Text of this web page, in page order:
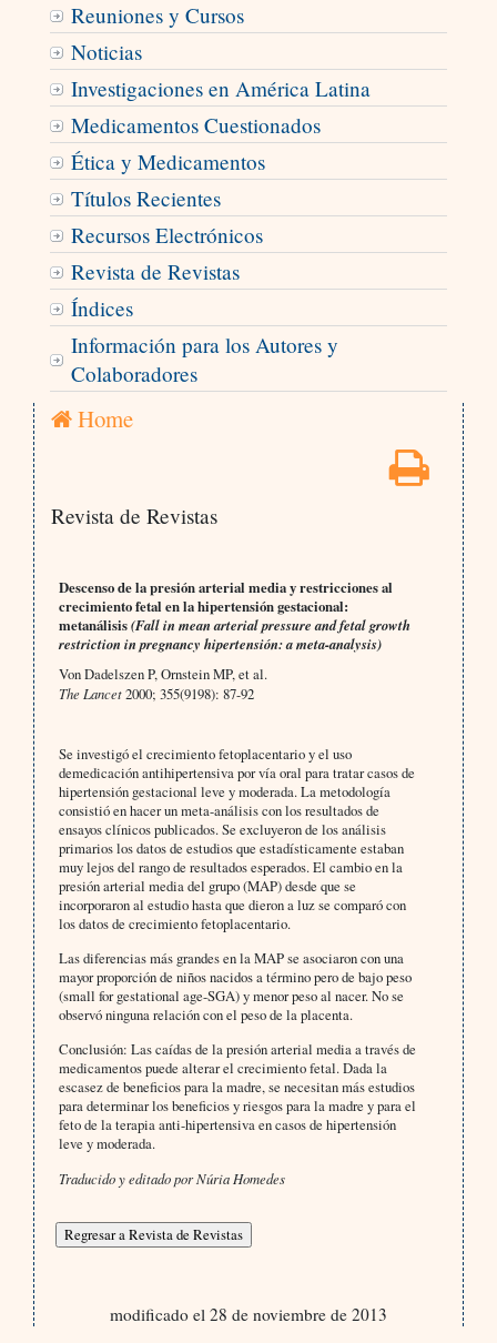
Reuniones y Cursos
Noticias
Investigaciones en América Latina
Medicamentos Cuestionados
Ética y Medicamentos
Títulos Recientes
Recursos Electrónicos
Revista de Revistas
Índices
Información para los Autores y
Colaboradores
Home
Revista de Revistas
Descenso de la presión arterial media y restricciones al
crecimiento fetal en la hipertensión gestacional:
metanálisis(Fall in mean arterial pressure and fetal growth
restriction in pregnancy hipertensión: a meta-analysis)
Von Dadelszen P, Ornstein MP, et al.
The Lancet2000; 355(9198): 87-92
Se investigó el crecimiento fetoplacentario y el uso
demedicación antihipertensiva por vía oral para tratar casos de
hipertensión gestacional leve y moderada. La metodología
consistió en hacer un meta-análisis con los resultados de
ensayos clínicos publicados. Se excluyeron de los análisis
primarios los datos de estudios que estadísticamente estaban
muy lejos del rango de resultados esperados. El cambio en la
presión arterial media del grupo (MAP) desde que se
incorporaron al estudio hasta que dieron a luz se comparó con
los datos de crecimiento fetoplacentario.
Las diferencias más grandes en la MAP se asociaron con una
mayor proporción de niños nacidos a término pero de bajo peso
(small for gestational age-SGA) y menor peso al nacer. No se
observó ninguna relación con el peso de la placenta.
Conclusión: Las caídas de la presión arterial media a través de
medicamentos puede alterar el crecimiento fetal. Dada la
escasez de beneficios para la madre, se necesitan más estudios
para determinar los beneficios y riesgos para la madre y para el
feto de la terapia anti-hipertensiva en casos de hipertensión
leve y moderada.
Traducido y editado por Núria Homedes
modificado el 28 de noviembre de 2013